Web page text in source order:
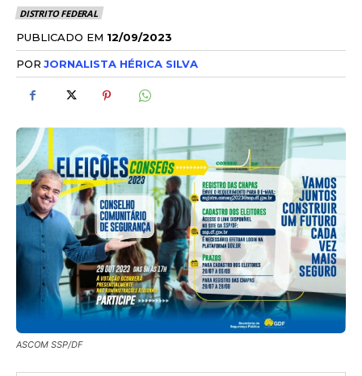
DISTRITO FEDERAL
PUBLICADO EM 12/09/2023
POR JORNALISTA HÉRICA SILVA
ASCOM SSP/DF